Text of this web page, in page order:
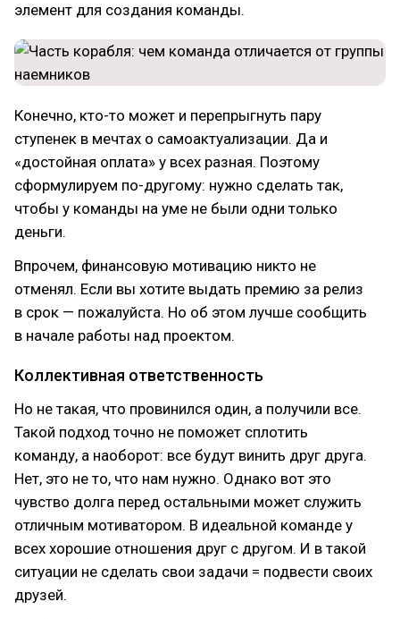
элемент для создания команды.
Конечно, кто-то может и перепрыгнуть пару
ступенек в мечтах о самоактуализации. Да и
«достойная оплата» у всех разная. Поэтому
сформулируем по-другому: нужно сделать так,
чтобы у команды на уме не были одни только
деньги.
Впрочем, финансовую мотивацию никто не
отменял. Если вы хотите выдать премию за релиз
в срок — пожалуйста. Но об этом лучше сообщить
в начале работы над проектом.
Коллективная ответственность
Но не такая, что провинился один, а получили все.
Такой подход точно не поможет сплотить
команду, а наоборот: все будут винить друг друга.
Нет, это не то, что нам нужно. Однако вот это
чувство долга перед остальными может служить
отличным мотиватором. В идеальной команде у
всех хорошие отношения друг с другом. И в такой
ситуации не сделать свои задачи = подвести своих
друзей.